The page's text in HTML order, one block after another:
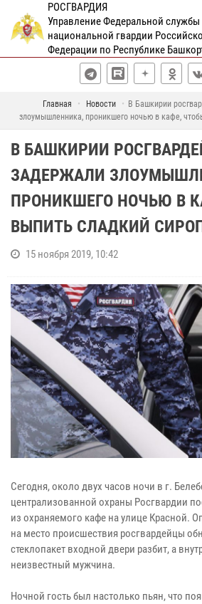
РОСГВАРДИЯ
Управление Федеральной службы
национальной гвардии
Федерации по Республике
Главная Новости
В Башкирии
злоумышленника, проникшего ночью в кафе,
В БАШКИРИИ
ЗАДЕРЖАЛИ
ПРОНИКШЕГО НОЧЬЮ В
ВЫПИТЬ СЛАДКИЙ
15 ноября 2019, 10:42
Сегодня, около двух часов ночи в г.
централизованной охраны Росгвардии
из охраняемого кафе на улице Красной.
на место происшествия росгвардейцы
стеклопакет входной двери разбит, а
неизвестный мужчина.
Ночной гость был настолько пьян, что